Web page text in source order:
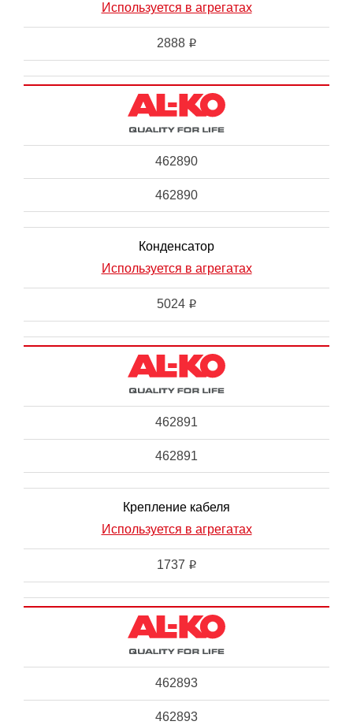
Используется в агрегатах
2888 i
462890
462890
Конденсатор
Используется в агрегатах
5024 i
462891
462891
Крепление кабеля
Используется в агрегатах
1737 i
462893
462893